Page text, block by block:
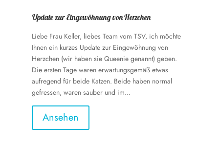
Update zur Eingewöhnung von Herzchen
Liebe Frau Keller, liebes Team vom TSV, ich möchte
Ihnen ein kurzes Update zur Eingewöhnung von
Herzchen (wir haben sie Queenie genannt) geben.
Die ersten Tage waren erwartungsgemäß etwas
aufregend für beide Katzen. Beide haben normal
gefressen, waren sauber und im...
Ansehen